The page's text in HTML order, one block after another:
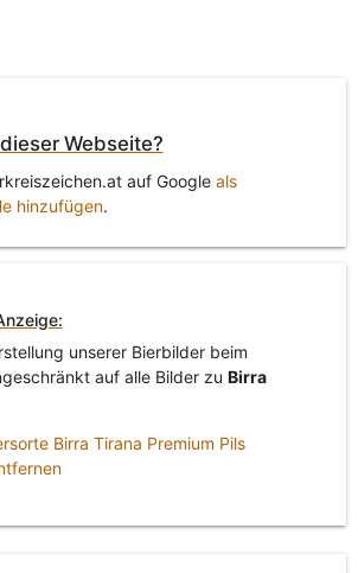
Webseite?
auf Google als
hinzufügen.
unserer Bierbilder beim
auf alle Bilder zu Birra
Birra Tirana Premium Pils